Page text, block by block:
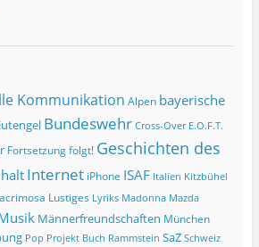
Kommunikation Alpen bayerische
Bundeswehr Cross-Over E.O.F.T.
Fortsetzung folgt! Geschichten des
Internet iPhone ISAF Italien Kitzbühel
Lustiges Lyriks Madonna Mazda
Männerfreundschaften München
Pop Projekt Buch Rammstein SaZ Schweiz